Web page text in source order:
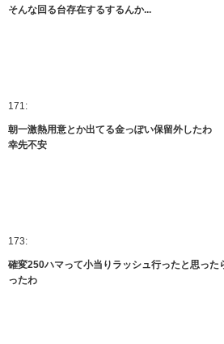
そんな回る台存在するするんか...
171:
朝一激熱用意とか出てる金っぽい保留外したわ
幸先不安
173:
確変250ハマって小当りラッシュ行ったと思った
ったわ